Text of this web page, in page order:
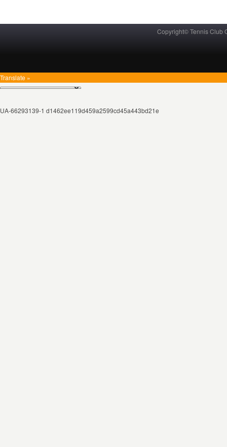
Copyright© Tennis Club
Translate »
UA-66293139-1 d1462ee119d459a2599cd45a443bd21e